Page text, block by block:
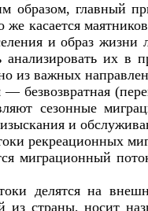
образом, главный
касается
и образ
их в
из важных
сезонные
и
рекреационных
миграционный
делятся на
страны, носит